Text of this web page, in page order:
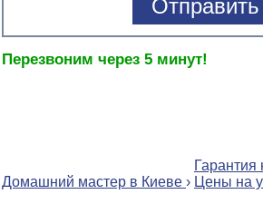
Перезвоним через 5 минут!
Домашний мастер в Киеве ›
Гарантия
Цены на